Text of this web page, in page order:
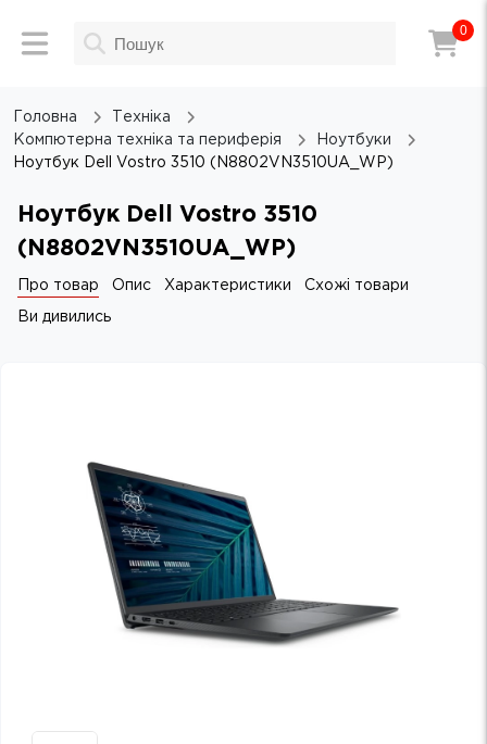
0
Головна
Техніка
Компютерна техніка та периферія
Ноутбуки
Ноутбук Dell Vostro 3510 (N8802VN3510UA_WP)
Ноутбук Dell Vostro 3510
(N8802VN3510UA_WP)
Про товар Опис Характеристики Схожі товари
Ви дивились